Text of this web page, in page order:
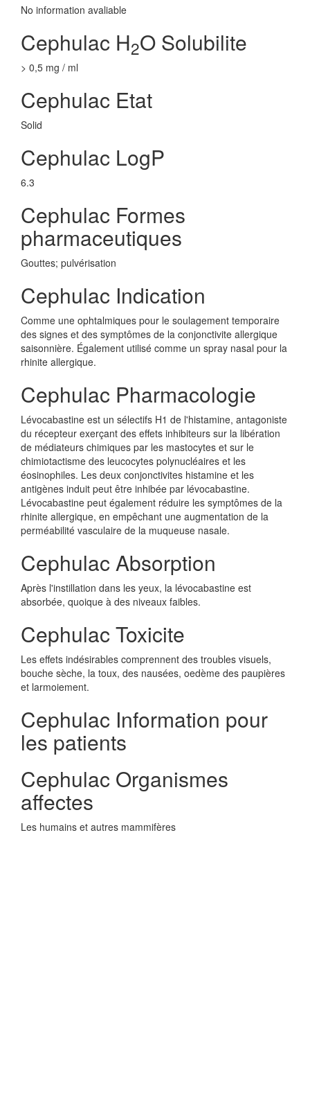
No information avaliable
Cephulac H2O Solubilite
> 0,5 mg / ml
Cephulac Etat
Solid
Cephulac LogP
6.3
Cephulac Formes
pharmaceutiques
Gouttes; pulvérisation
Cephulac Indication
Comme une ophtalmiques pour le soulagement temporaire
des signes et des symptômes de la conjonctivite allergique
saisonnière. Également utilisé comme un spray nasal pour la
rhinite allergique.
Cephulac Pharmacologie
Lévocabastine est un sélectifs H1 de l'histamine, antagoniste
du récepteur exerçant des effets inhibiteurs sur la libération
de médiateurs chimiques par les mastocytes et sur le
chimiotactisme des leucocytes polynucléaires et les
éosinophiles. Les deux conjonctivites histamine et les
antigènes induit peut être inhibée par lévocabastine.
Lévocabastine peut également réduire les symptômes de la
rhinite allergique, en empêchant une augmentation de la
perméabilité vasculaire de la muqueuse nasale.
Cephulac Absorption
Après l'instillation dans les yeux, la lévocabastine est
absorbée, quoique à des niveaux faibles.
Cephulac Toxicite
Les effets indésirables comprennent des troubles visuels,
bouche sèche, la toux, des nausées, oedème des paupières
et larmoiement.
Cephulac Information pour
les patients
Cephulac Organismes
affectes
Les humains et autres mammifères